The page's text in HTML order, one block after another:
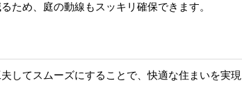
ため、庭の動線もスッキリ確保できます。
してスムーズにすることで、快適な住まいを実現